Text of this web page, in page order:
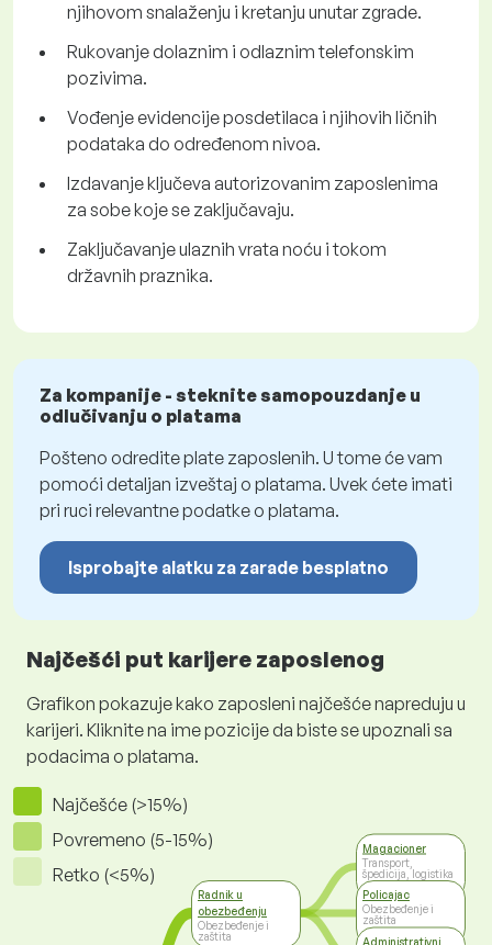
njihovom snalaženju i kretanju unutar zgrade.
Rukovanje dolaznim i odlaznim telefonskim
pozivima.
Vođenje evidencije posdetilaca i njihovih ličnih
podataka do određenom nivoa.
Izdavanje ključeva autorizovanim zaposlenima
za sobe koje se zaključavaju.
Zaključavanje ulaznih vrata noću i tokom
državnih praznika.
Za kompanije - steknite samopouzdanje u
odlučivanju o platama
Pošteno odredite plate zaposlenih. U tome će vam
pomoći detaljan izveštaj o platama. Uvek ćete imati
pri ruci relevantne podatke o platama.
Isprobajte alatku za zarade besplatno
Najčešći put karijere zaposlenog
Grafikon pokazuje kako zaposleni najčešće napreduju u
karijeri. Kliknite na ime pozicije da biste se upoznali sa
podacima o platama.
Najčešće (>15%)
Povremeno (5-15%)
Retko (<5%)
Radnik u
obezbeđenju
Obezbeđenje i
zaštita
Magacioner
Transport,
špedicija, logistika
Policajac
Obezbeđenje i
zaštita
Administrativni